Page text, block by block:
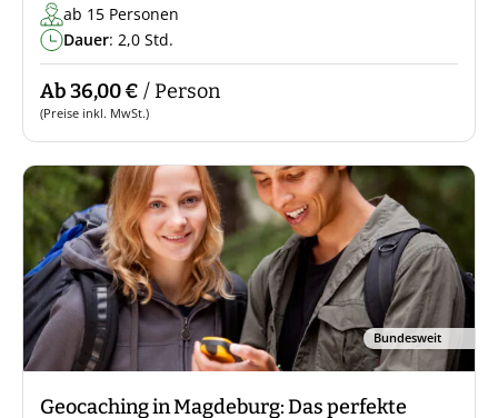
ab 15 Personen
Dauer: 2,0 Std.
Ab 36,00 € / Person
(Preise inkl. MwSt.)
Bundesweit
Geocaching in Magdeburg: Das perfekte